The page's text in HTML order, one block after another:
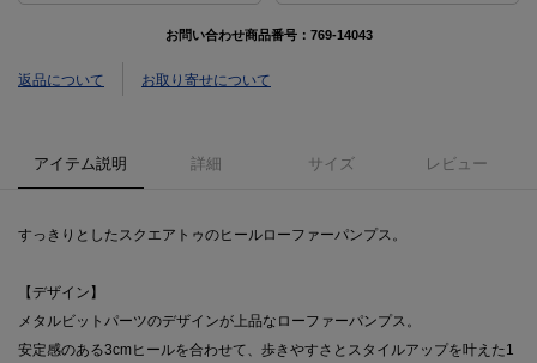
お問い合わせ商品番号： 769-14043
返品について お取り寄せについて
アイテム説明 詳細 サイズ レビュー
すっきりとしたスクエアトゥのヒールローファーパンプス。
【デザイン】
メタルビットパーツのデザインが上品なローファーパンプス。
安定感のある3cmヒールを合わせて、歩きやすさとスタイルアップを叶えた1